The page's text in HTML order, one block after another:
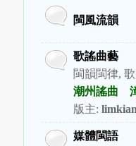
閩風流韻
歌謠曲藝
閩韻閩律,
潮州謠曲
版主:
媒體閩語